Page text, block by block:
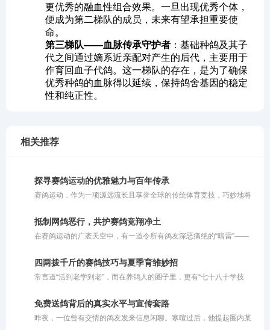
更优秀的融血性组合效果。一旦出现优秀个体，
便成为第二梯队的成员，未来有望承担重要使
命。
第三梯队——血脉传承守护者 ：基础种鸽及其子
代之间通过嫡系近亲配对产生的后代，主要用于
作育回血子代鸽。这一梯队的存在，是为了确保
优秀种鸽的血脉得以延续，保持鸽舍基因的稳定
性和纯正性。
相关推荐
探寻赛鸽运动的优雅魅力与百年传承
赛鸽运动，作为一项源远流长且享誉全球的传统体育竞技，巧妙地将
发力定胜负，而是对鸽子与生俱来的归巢本能、持久耐力以及精准方
向感的深度考量。同时，它也是一场考验鸽主科学饲养与训练策略的
综合较量，完美诠释了人与自然和谐共舞的竞技美学。在现代竞翔体
力、智慧与团队协作于一体的优雅盛会。
抵制网鸽恶行，共护赛鸽竞翔净土
在赛鸽运动的广袤天空中，有一道令所有鸽友深恶痛绝的“暗雷”——
的行径，不仅践踏了体育竞技的公平底线，更在情理与法律的双重维
度上被严厉禁止。
四两拨千斤的赛鸽技巧与夏季育雏妙招
常言道“活到老学到老”，而在养鸽人的圈子里，更有“七十八十学技
研超出自身脑力和体能极限的繁杂办法。其实不然，这里所说的“技
巧”，更多是指一种**“四两拨千斤”的智慧与策略**。对于年长的鸽友
而言，由于精力和体能的限制，养鸽方式理应顺势而为，巧妙借力。
免费送鸽背后的真实水平与宣传套路
昨夜，一位曾有交情的鸽友发来信息闲聊。寒暄过后，他提起圈内某